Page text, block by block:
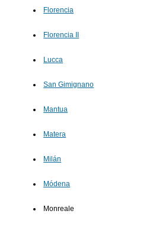
Florencia
Florencia II
Lucca
San Gimignano
Mantua
Matera
Milán
Módena
Monreale